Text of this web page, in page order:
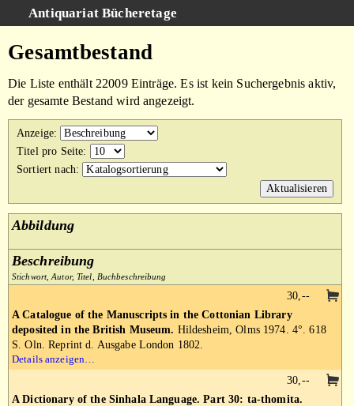
Antiquariat Bücheretage
Gesamtbestand
Warenkorb
AGB
Gesamtbestand
Die Liste enthält 22009 Einträge. Es ist kein Suchergebnis aktiv,
der gesamte Bestand wird angezeigt.
Anzeige:
Titel pro Seite:
Sortiert nach:
Abbildung
Beschreibung
Stichwort, Autor, Titel, Buchbeschreibung
A Catalogue of the Manuscripts in the Cottonian Library
deposited in the British Museum. Hildesheim, Olms 1974. 4°. 618
S. Oln. Reprint d. Ausgabe London 1802.
Details anzeigen…
30,--
A Dictionary of the Sinhala Language. Part 30: ta-thomita.
30,--